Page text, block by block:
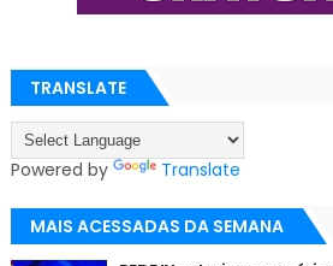
TRANSLATE
Powered by Translate
MAIS ACESSADAS DA SEMANA